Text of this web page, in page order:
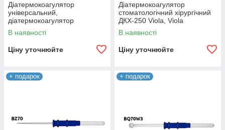
Діатермокоагулятор
універсальний,
діатермокоагулятор
стоматологічний, ДКУ-60
Viola
В наявності
Ціну уточнюйте
Діатермокоагулятор
стоматологічний хірургічний
ДКХ-250 Viola, Viola
В наявності
Ціну уточнюйте
+ подарок + подарок